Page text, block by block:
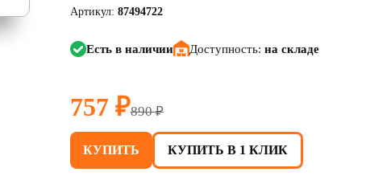
Артикул: 87494722
Есть в наличии Доступность: на складе
757 ₽890 ₽
КУПИТЬ КУПИТЬ В 1 КЛИК